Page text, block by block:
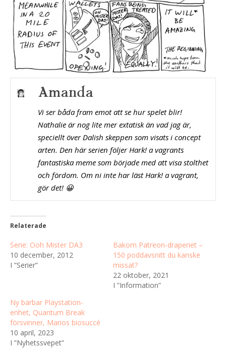
Amanda
Vi ser båda fram emot att se hur spelet blir!
Nathalie är nog lite mer extatisk än vad jag är,
speciellt över Dalish skeppen som visats i concept
arten. Den här serien följer Hark! a vagrants
fantastiska meme som började med att visa stolthet
och fördom. Om ni inte har läst Hark! a vagrant,
gör det! 😀
Relaterade
Serie: Ooh Mister DA3
10 december, 2012
I ”Serier”
Bakom Patreon-draperiet –
150 poddavsnitt du kanske
missat?
22 oktober, 2021
I ”Information”
Ny bärbar Playstation-
enhet, Quantum Break
försvinner, Marios biosuccé
10 april, 2023
I ”Nyhetssvepet”